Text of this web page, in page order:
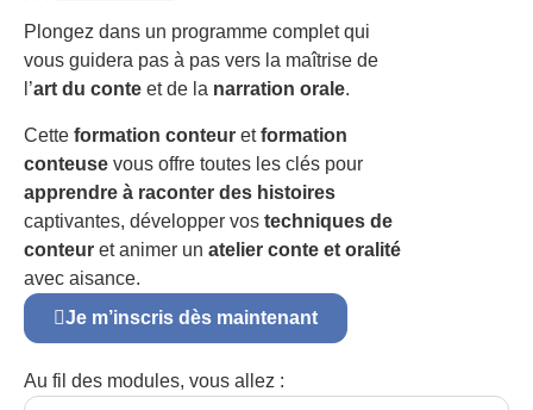
Plongez dans un programme complet qui
vous guidera pas à pas vers la maîtrise de
l’art du conte et de la narration orale.
Cette formation conteur etformation
conteuse vous offre toutes les clés pour
apprendre à raconter des histoires
captivantes, développer vos techniques de
conteur et animer un atelier conte et oralité
avec aisance.
Je m’inscris dès maintenant
Au fil des modules, vous allez :